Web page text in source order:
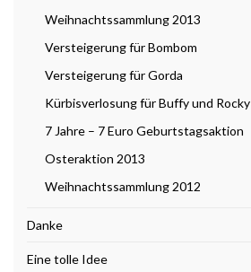
Weihnachtssammlung 2013
Versteigerung für Bombom
Versteigerung für Gorda
Kürbisverlosung für Buffy und Rocky
7 Jahre – 7 Euro Geburtstagsaktion
Osteraktion 2013
Weihnachtssammlung 2012
Danke
Eine tolle Idee